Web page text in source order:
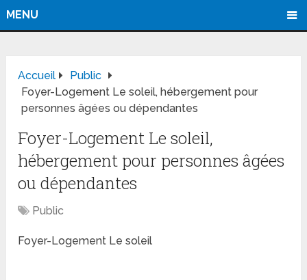
MENU
Accueil
Public
Foyer-Logement Le soleil, hébergement pour
personnes âgées ou dépendantes
Foyer-Logement Le soleil,
hébergement pour personnes âgées
ou dépendantes
Public
Foyer-Logement Le soleil